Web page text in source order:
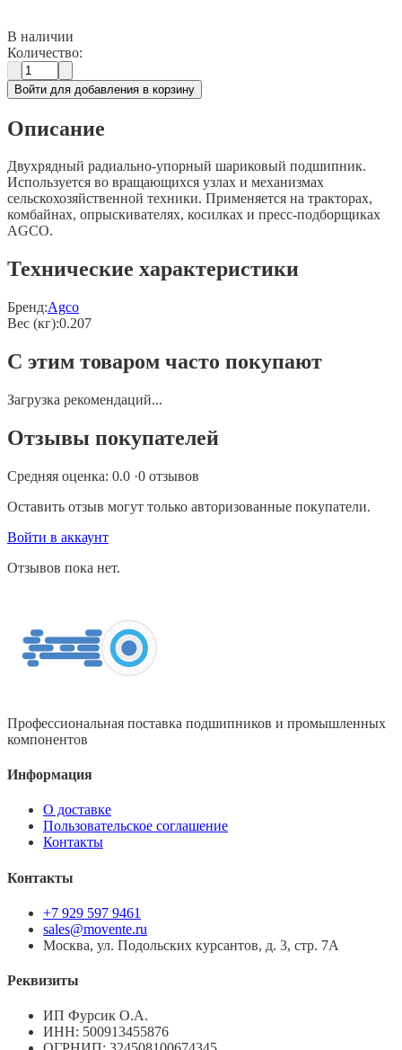
В наличии
Количество:
Войти для добавления в корзину
Описание
Двухрядный радиально-упорный шариковый подшипник.
Используется во вращающихся узлах и механизмах
сельскохозяйственной техники. Применяется на тракторах,
комбайнах, опрыскивателях, косилках и пресс-подборщиках
AGCO.
Технические характеристики
Бренд:Agco
Вес (кг):0.207
С этим товаром часто покупают
Загрузка рекомендаций...
Отзывы покупателей
Средняя оценка: 0.0 ·0 отзывов
Оставить отзыв могут только авторизованные покупатели.
Войти в аккаунт
Отзывов пока нет.
Профессиональная поставка подшипников и промышленных
компонентов
Информация
О доставке
Пользовательское соглашение
Контакты
Контакты
+7 929 597 9461
sales@movente.ru
Москва, ул. Подольских курсантов, д. 3, стр. 7А
Реквизиты
ИП Фурсик О.А.
ИНН: 500913455876